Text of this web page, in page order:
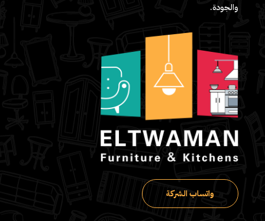
والجودة.
واتساب الشركة